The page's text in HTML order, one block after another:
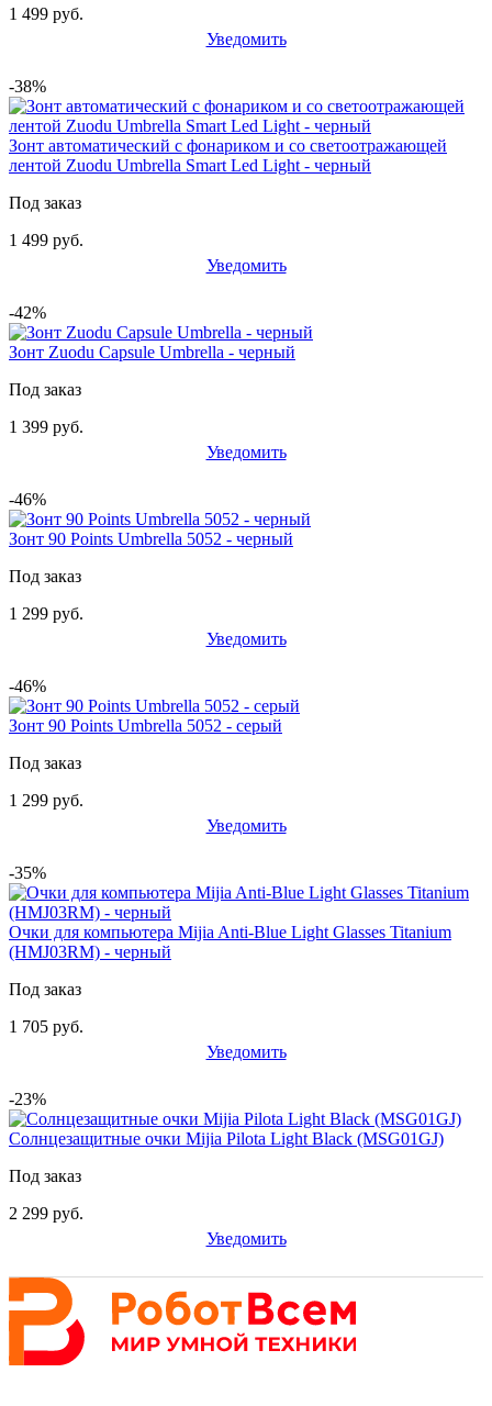
1 499 руб.
Уведомить
-38%
Зонт автоматический с фонариком и со светоотражающей
лентой Zuodu Umbrella Smart Led Light - черный
Под заказ
1 499 руб.
Уведомить
-42%
Зонт Zuodu Capsule Umbrella - черный
Под заказ
1 399 руб.
Уведомить
-46%
Зонт 90 Points Umbrella 5052 - черный
Под заказ
1 299 руб.
Уведомить
-46%
Зонт 90 Points Umbrella 5052 - серый
Под заказ
1 299 руб.
Уведомить
-35%
Очки для компьютера Mijia Anti-Blue Light Glasses Titanium
(HMJ03RM) - черный
Под заказ
1 705 руб.
Уведомить
-23%
Солнцезащитные очки Mijia Pilota Light Black (MSG01GJ)
Под заказ
2 299 руб.
Уведомить